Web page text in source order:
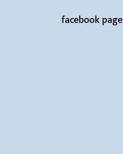
facebook page